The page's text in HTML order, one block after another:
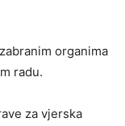
organima
radu.
za vjerska